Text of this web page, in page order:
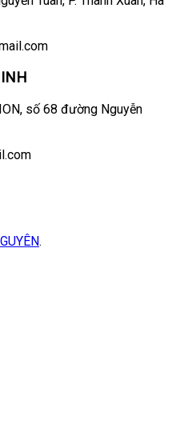
số 68 đường Nguyễn
.